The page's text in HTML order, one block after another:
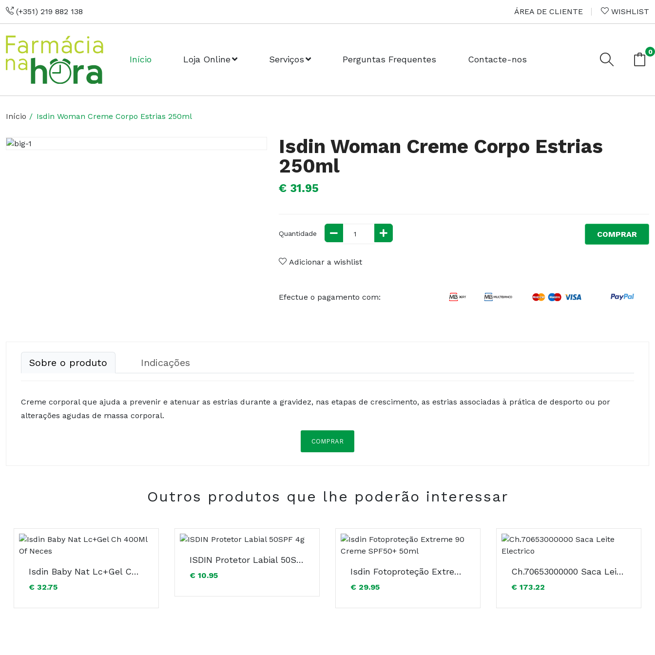
(+351) 219 882 138 ÁREA DE CLIENTE WISHLIST
Início Loja Online Serviços Perguntas Frequentes Contacte-nos
0
Início Isdin Woman Creme Corpo Estrias 250ml
Isdin Woman Creme Corpo Estrias
250ml
€ 31.95
Quantidade COMPRAR
Adicionar a wishlist
Efectue o pagamento com:
Sobre o produto Indicações
Creme corporal que ajuda a prevenir e atenuar as estrias durante a gravidez, nas etapas de crescimento, as estrias associadas à prática de desporto ou por
alterações agudas de massa corporal.
COMPRAR
Outros produtos que lhe poderão interessar
Isdin Baby Nat Lc+Gel Ch 400Ml Of Neces
€ 32.75
ISDIN Protetor Labial 50SPF 4g
€ 10.95 Isdin Fotoproteção Extreme 90 Creme SPF50+ 50ml
€ 29.95
Ch.70653000000 Saca Leite Electrico
€ 173.22